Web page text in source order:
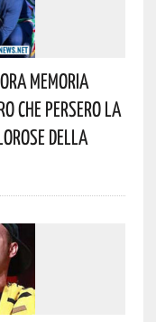
Memoria
Che Persero La
Della